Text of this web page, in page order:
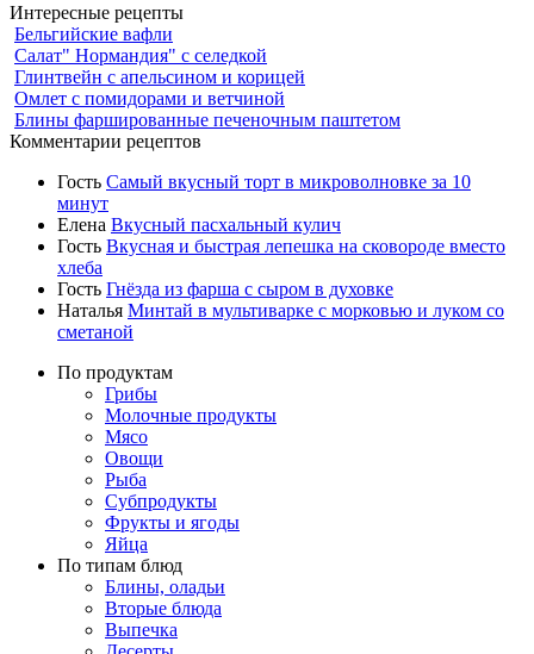
Интересные рецепты
Бельгийские вафли
Салат" Нормандия" с селедкой
Глинтвейн с апельсином и корицей
Омлет с помидорами и ветчиной
Блины фаршированные печеночным паштетом
Комментарии рецептов
Гость Самый вкусный торт в микроволновке за 10
минут
Елена Вкусный пасхальный кулич
Гость Вкусная и быстрая лепешка на сковороде вместо
хлеба
Гость Гнёзда из фарша с сыром в духовке
Наталья Минтай в мультиварке с морковью и луком со
сметаной
По продуктам
Грибы
Молочные продукты
Мясо
Овощи
Рыба
Субпродукты
Фрукты и ягоды
Яйца
По типам блюд
Блины, оладьи
Вторые блюда
Выпечка